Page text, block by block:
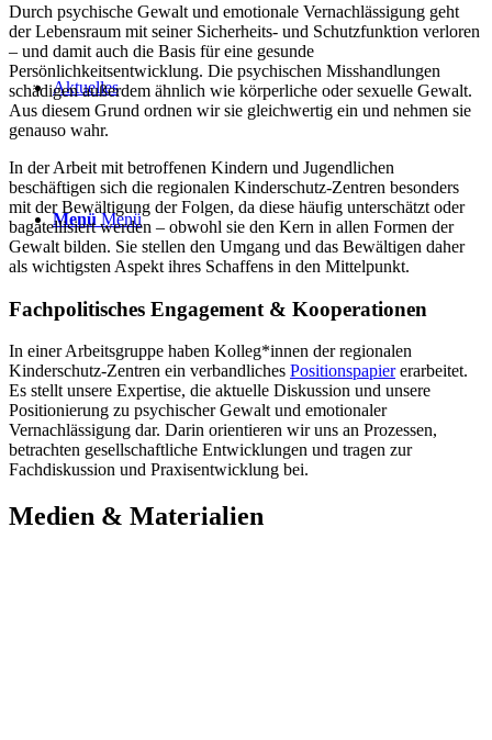
Aktuelles
Menü Menü
Durch psychische Gewalt und emotionale Vernachlässigung geht
der Lebensraum mit seiner Sicherheits- und Schutzfunktion verloren
– und damit auch die Basis für eine gesunde
Persönlichkeitsentwicklung. Die psychischen Misshandlungen
schädigen außerdem ähnlich wie körperliche oder sexuelle Gewalt.
Aus diesem Grund ordnen wir sie gleichwertig ein und nehmen sie
genauso wahr.
In der Arbeit mit betroffenen Kindern und Jugendlichen
beschäftigen sich die regionalen Kinderschutz-Zentren besonders
mit der Bewältigung der Folgen, da diese häufig unterschätzt oder
bagatellisiert werden – obwohl sie den Kern in allen Formen der
Gewalt bilden. Sie stellen den Umgang und das Bewältigen daher
als wichtigsten Aspekt ihres Schaffens in den Mittelpunkt.
Fachpolitisches Engagement & Kooperationen
In einer Arbeitsgruppe haben Kolleg*innen der regionalen
Kinderschutz-Zentren ein verbandliches Positionspapiererarbeitet.
Es stellt unsere Expertise, die aktuelle Diskussion und unsere
Positionierung zu psychischer Gewalt und emotionaler
Vernachlässigung dar. Darin orientieren wir uns an Prozessen,
betrachten gesellschaftliche Entwicklungen und tragen zur
Fachdiskussion und Praxisentwicklung bei.
Medien & Materialien